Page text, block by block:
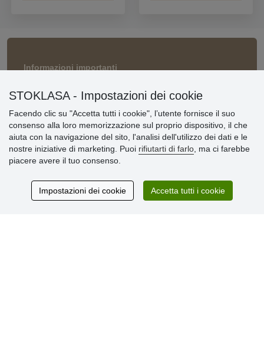
Informazioni importanti
» Termini & Condizioni
» Informativa sulla Privacy
» Consegna e pagamento
» Garanzia e resi
» Programma fedeltà
Recensioni
dei clienti
STOKLASA - Impostazioni dei cookie
Facendo clic su "Accetta tutti i cookie", l’utente fornisce il suo
consenso alla loro memorizzazione sul proprio dispositivo, il che
aiuta con la navigazione del sito, l'analisi dell'utilizzo dei dati e le
nostre iniziative di marketing. Puoi rifiutarti di farlo , ma ci farebbe
piacere avere il tuo consenso.
Impostazioni dei cookie Accetta tutti i cookie